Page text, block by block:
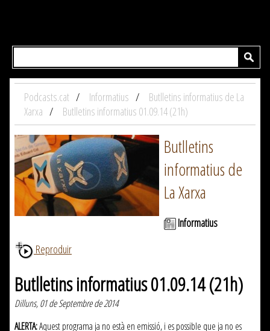
Podcasts.cat Informatius
Butlletins informatius de La
Xarxa
Butlletins informatius 01.09.14 (21h)
Butlletins
informatius de
La Xarxa
Informatius
Reproduir
Butlletins informatius 01.09.14 (21h)
Dilluns, 01 de Septembre de 2014
ALERTA:Aquest programa ja no està en emissió, i es possible que ja no es